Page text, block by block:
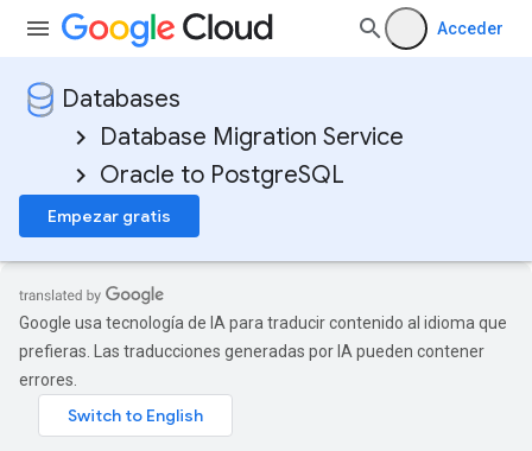
Acceder
Databases
Database Migration Service
Oracle to PostgreSQL
Empezar gratis
Google usa tecnología de IA para traducir contenido al idioma que
prefieras. Las traducciones generadas por IA pueden contener
errores.